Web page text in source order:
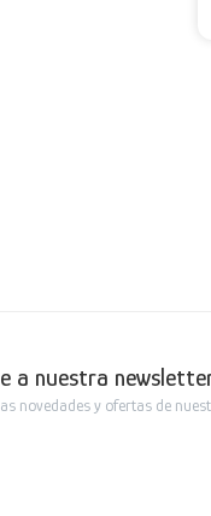
a nuestra
novedades y ofertas de